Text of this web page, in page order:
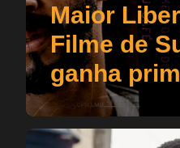
Maior
Filme de
ganha